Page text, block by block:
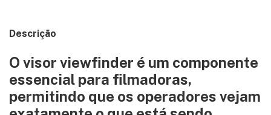
Descrição
O visor viewfinder é um componente
essencial para filmadoras,
permitindo que os operadores vejam